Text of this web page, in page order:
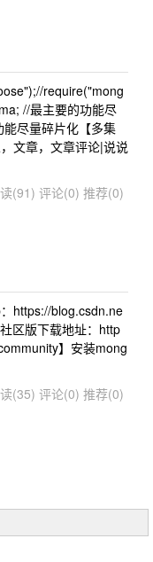
require("mong
//最主要的功能尽
尽量碎片化【多集
文章，文章评论|说说
(91) 评论(0) 推荐(0)
https://blog.csdn.ne
区版下载地址：http
】安装mong
(35) 评论(0) 推荐(0)